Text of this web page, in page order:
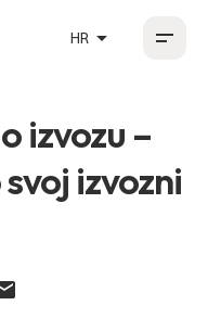
HR arrow_drop_up
izvozu –
izvozni